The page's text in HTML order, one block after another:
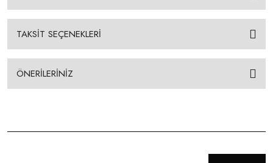
TAKSİT SEÇENEKLERİ
ÖNERİLERİNİZ